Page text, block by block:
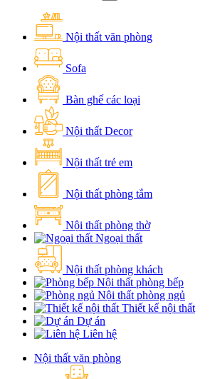
Nội thất văn phòng
Sofa
Bàn ghế các loại
Nội thất Decor
Nội thất trẻ em
Nội thất phòng tắm
Nội thất phòng thờ
Ngoại thất
Nội thất phòng khách
Nội thất phòng bếp
Nội thất phòng ngủ
Thiết kế nội thất
Dự án
Liên hệ
Nội thất văn phòng